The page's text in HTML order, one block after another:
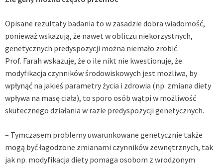
Opisane rezultaty badania to w zasadzie dobra wiadomość,
ponieważ wskazują, że nawet w obliczu niekorzystnych,
genetycznych predyspozycji można niemało zrobić.
Prof. Farah wskazuje, że o ile nikt nie kwestionuje, że
modyfikacja czynników środowiskowych jest możliwa, by
wpłynąć na jakieś parametry życia i zdrowia (np. zmiana diety
wpływa na masę ciała), to sporo osób wątpi w możliwość
skutecznego działania w razie predyspozycji genetycznych.
– Tymczasem problemy uwarunkowane genetycznie także
mogą być łagodzone zmianami czynników zewnętrznych, tak
jak np. modyfikacja diety pomaga osobom z wrodzonym